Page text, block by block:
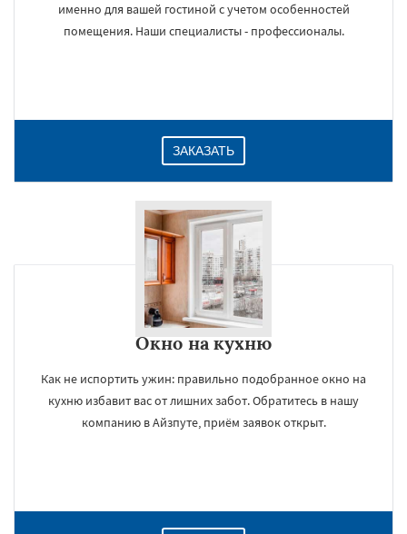
именно для вашей гостиной с учетом особенностей
помещения. Наши специалисты - профессионалы.
ЗАКАЗАТЬ
Окно на кухню
Как не испортить ужин: правильно подобранное окно на
кухню избавит вас от лишних забот. Обратитесь в нашу
компанию в Айзпуте, приём заявок открыт.